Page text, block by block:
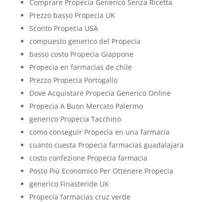
Comprare Propecia Generico Senza Ricetta
Prezzo basso Propecia UK
Sconto Propecia USA
compuesto generico del Propecia
basso costo Propecia Giappone
Propecia en farmacias de chile
Prezzo Propecia Portogallo
Dove Acquistare Propecia Generico Online
Propecia A Buon Mercato Palermo
generico Propecia Tacchino
como conseguir Propecia en una farmacia
cuanto cuesta Propecia farmacias guadalajara
costo confezione Propecia farmacia
Posto Più Economico Per Ottenere Propecia
generico Finasteride UK
Propecia farmacias cruz verde